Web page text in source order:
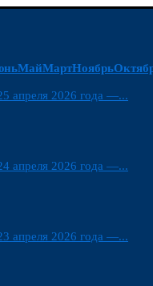
МайМартНоябрь
апреля 2026 года —...
апреля 2026 года —...
апреля 2026 года —...